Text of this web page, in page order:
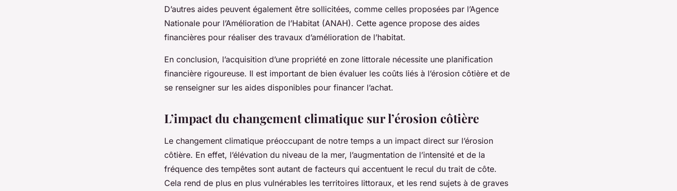
D’autres aides peuvent également être sollicitées, comme celles proposées par l’Agence
Nationale pour l’Amélioration de l’Habitat (ANAH). Cette agence propose des aides
financières pour réaliser des travaux d’amélioration de l’habitat.
En conclusion, l’acquisition d’une propriété en zone littorale nécessite une planification
financière rigoureuse. Il est important de bien évaluer les coûts liés à l’érosion côtière et de
se renseigner sur les aides disponibles pour financer l’achat.
L’impact du changement climatique sur l’érosion côtière
Le changement climatique préoccupant de notre temps a un impact direct sur l’érosion
côtière. En effet, l’élévation du niveau de la mer, l’augmentation de l’intensité et de la
fréquence des tempêtes sont autant de facteurs qui accentuent le recul du trait de côte.
Cela rend de plus en plus vulnérables les territoires littoraux, et les rend sujets à de graves